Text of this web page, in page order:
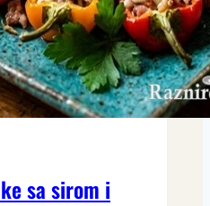
sa sirom i